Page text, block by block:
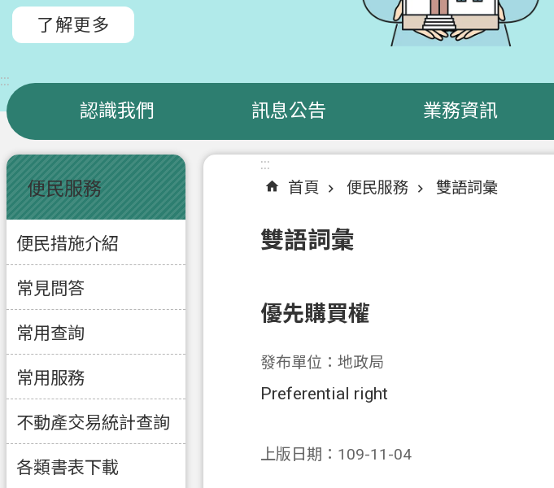
了解更多
:::
認識我們 訊息公告 業務資訊
:::
便民服務
便民措施介紹
常見問答
常用查詢
常用服務
不動產交易統計查詢
各類書表下載
:::
首頁
便民服務 雙語詞彙
雙語詞彙
優先購買權
發布單位：地政局
Preferential right
上版日期：109-11-04